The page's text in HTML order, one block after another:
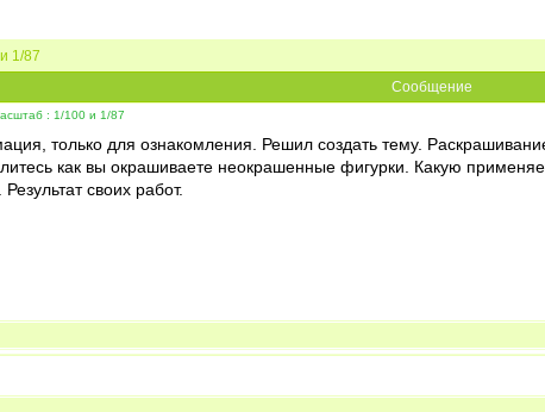
1/87
Сообщение
: 1/100 и 1/87
только для ознакомления. Решил создать тему.
как вы окрашиваете неокрашенные фигурки. Какую
своих работ.